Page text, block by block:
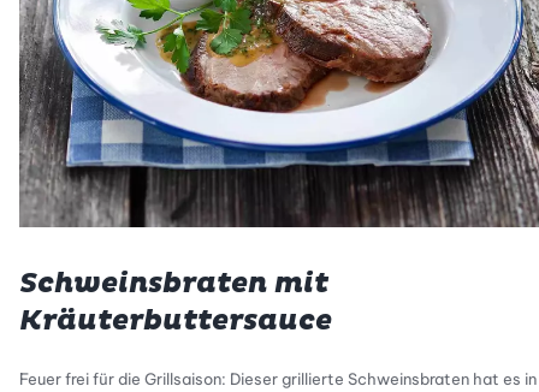
Schweinsbraten mit
Kräuterbuttersauce
Feuer frei für die Grillsaison: Dieser grillierte Schweinsbraten hat es in